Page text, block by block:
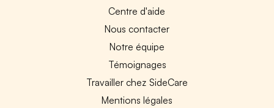
Centre d'aide
Nous contacter
Notre équipe
Témoignages
Travailler chez SideCare
Mentions légales